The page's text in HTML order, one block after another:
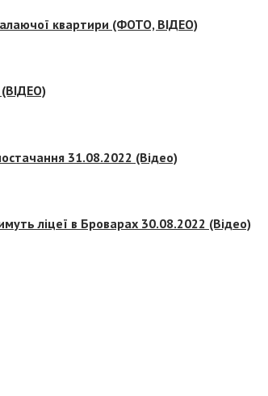
квартири (ФОТО, ВІДЕО)
31.08.2022 (Відео)
ліцеї в Броварах 30.08.2022 (Відео)